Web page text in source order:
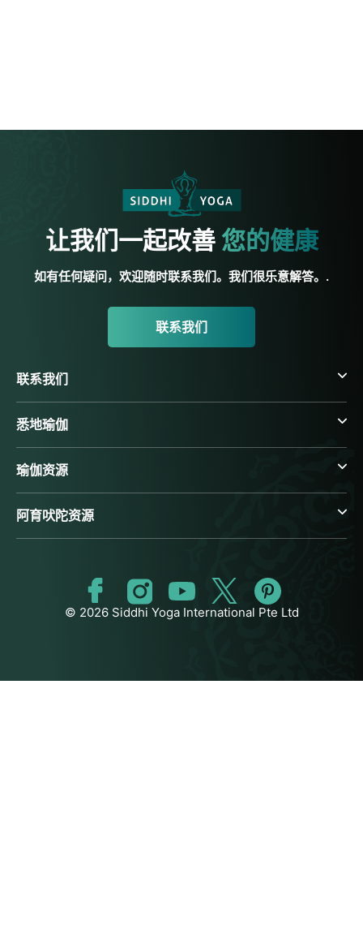
让我们一起改善 您的健康
如有任何疑问，欢迎随时联系我们。我们很乐意解答。.
联系我们
联系我们
悉地瑜伽
瑜伽资源
阿育吠陀资源
© 2026 Siddhi Yoga International Pte Ltd